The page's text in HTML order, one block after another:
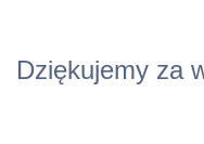
Dziękujemy za